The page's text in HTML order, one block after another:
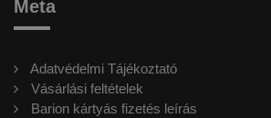
Meta
Adatvédelmi Tájékoztató
Vásárlási feltételek
Barion kártyás fizetés leírás